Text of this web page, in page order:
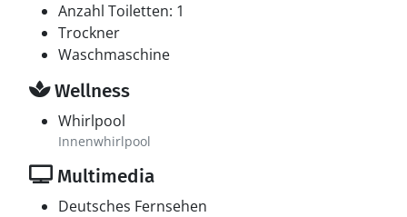
Anzahl Toiletten: 1
Trockner
Waschmaschine
Wellness
Whirlpool
Innenwhirlpool
Multimedia
Deutsches Fernsehen